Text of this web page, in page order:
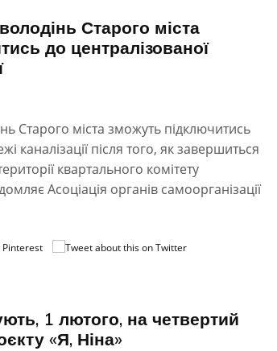
Старого міста
до централізованої
Старого міста зможуть підключитись
каналізації після того, як завершиться
квартального комітету
Асоціація органів самоорганізації
1 лютого, на четвертий
«Я, Ніна»